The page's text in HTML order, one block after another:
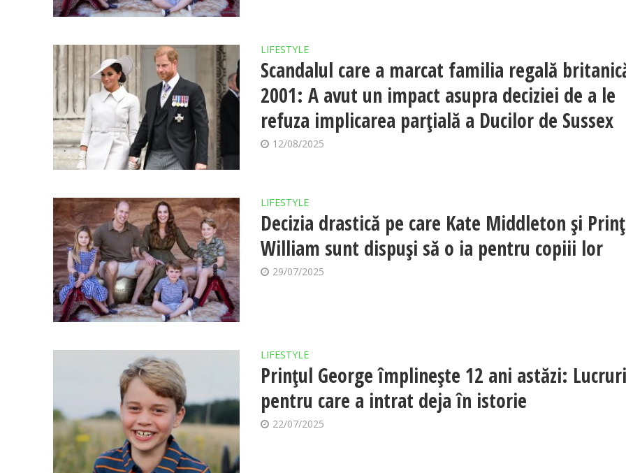
LIFESTYLE
Scandalul care a marcat familia regală
2001: A avut un impact asupra deciziei de a le
refuza implicarea parțială a Ducilor de Sussex
12/08/2025
LIFESTYLE
Decizia drastică pe care Kate Middleton și
William sunt dispuși să o ia pentru copiii lor
29/07/2025
LIFESTYLE
Prințul George împlinește 12 ani astăzi:
pentru care a intrat deja în istorie
22/07/2025